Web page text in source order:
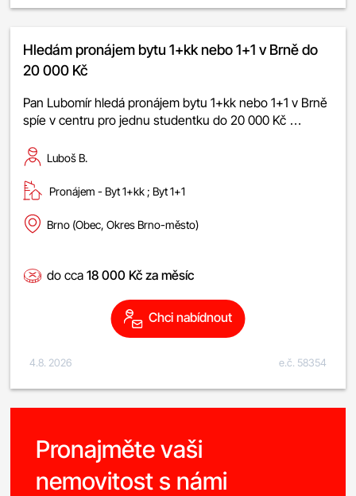
Hledám pronájem bytu 1+kk nebo 1+1 v Brně do
20 000 Kč
Pan Lubomír hledá pronájem bytu 1+kk nebo 1+1 v Brně
spíe v centru pro jednu studentku do 20 000 Kč …
Luboš B.
Pronájem - byt 1+kk ; byt 1+1
Brno (Obec, Okres Brno-město)
do cca18 000 Kč za měsíc
Chci nabídnout
4.8. 2026 e.č. 58354
Pronajměte vaši
nemovitost s námi